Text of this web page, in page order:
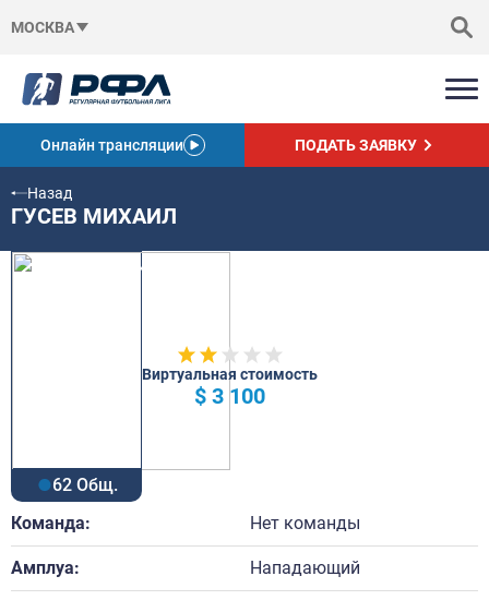
МОСКВА
Онлайн трансляции ПОДАТЬ ЗАЯВКУ
Назад
ГУСЕВ МИХАИЛ
62 Общ.
Виртуальная стоимость
$ 3 100
Команда: Нет команды
Амплуа: Нападающий